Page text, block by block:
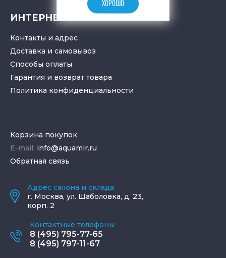
ИНТЕРНЕТ-МАГАЗИН
Контакты и адрес
Доставка и самовывоз
Способы оплаты
Гарантия и возврат товара
Политика конфиденциальности
Корзина покупок
E-mail: info@aquamir.ru
Обратная связь
Адрес салона и склада
г. Москва, ул. Шаболовка, д. 23,
корп. 2
Контактные телефоны
8 (495) 795-77-65
8 (495) 797-11-67
ХОРОШО